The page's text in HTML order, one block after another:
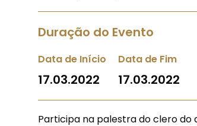
Duração do Evento
Data de Início
17.03.2022
Data de Fim
17.03.2022
Participa na palestra do clero